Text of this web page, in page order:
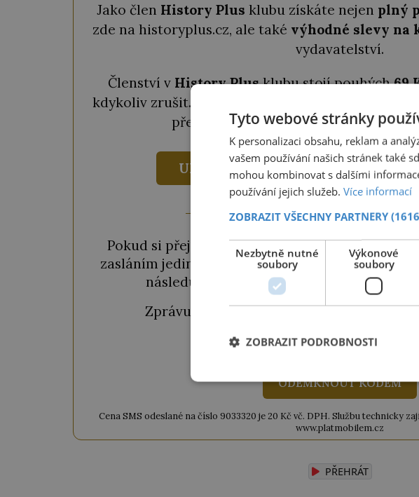
Jako člen History Plus klubu získáte nejen plný
zde na historyplus.cz, ale také výhodné slevy na
vydavatelství.
Členství v History Plusklubu stojí pouhých69
kdykoliv zrušit. Pokud chcete členství ještě
předplatné za690 Kča získat tak2
UKÁZAT VÝHODY
Pokud si přejete odemknout pouze tento
zasláním jediné SMS. Během chvilky obdržíte
následujícího okénka a kliknutím na
Zprávu ve tvaru "CTU CLANEK" odešlete
ODEMKNOUT KÓDEM
Cena SMS odeslané na číslo 9033320 je 20 Kč vč. DPH. Službu technicky
www.platmobilem.cz
PŘEHRÁT
Tyto webové stránky
K personalizaci obsahu, reklam a
vašem používání našich stránek také
mohou kombinovat s dalšími
používání jejich služeb. Více informací
ZOBRAZIT VŠECHNY PARTNERY
Nezbytně nutné
soubory
Výkonové
soubory
ZOBRAZIT PODROBNOSTI